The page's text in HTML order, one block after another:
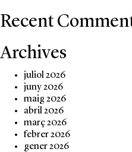
Recent
Archives
juliol 2026
juny 2026
maig 2026
abril 2026
març 2026
febrer 2026
gener 2026